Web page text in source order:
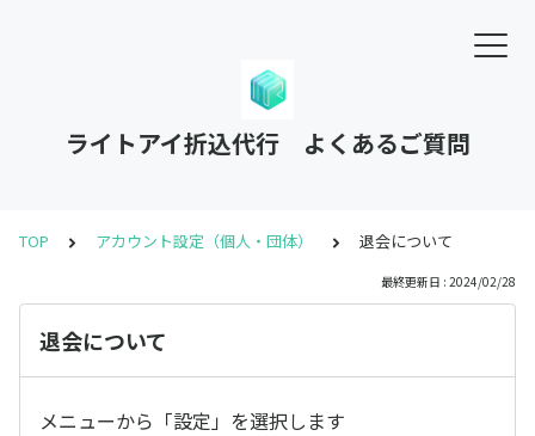
ライトアイ折込代行 よくあるご質問
TOP アカウント設定（個人・団体） 退会について
最終更新日 : 2024/02/28
退会について
メニューから「設定」を選択します